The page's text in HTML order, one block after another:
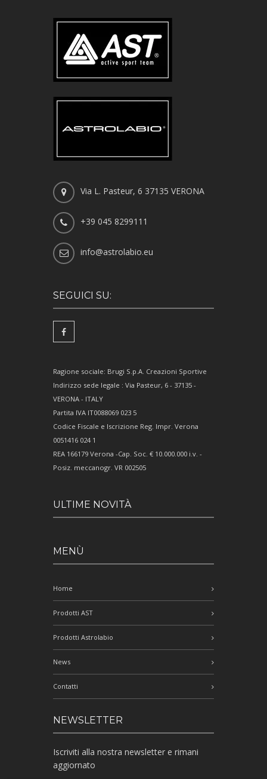
Via L. Pasteur, 6 37135 VERONA
+39 045 8299111
info@astrolabio.eu
SEGUICI SU:
Ragione sociale: Brugi S.p.A. Creazioni Sportive
Indirizzo sede legale : Via Pasteur, 6 - 37135 -
VERONA - ITALY
Partita IVA IT0088069 023 5
Codice Fiscale e Iscrizione Reg. Impr. Verona
0051416 024 1
REA 166179 Verona -Cap. Soc. € 10.000.000 i.v. -
Posiz. meccanogr. VR 002505
ULTIME NOVITÀ
MENÙ
Home
Prodotti AST
Prodotti Astrolabio
News
Contatti
NEWSLETTER
Iscriviti alla nostra newsletter e rimani
aggiornato